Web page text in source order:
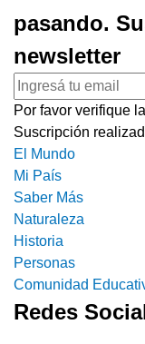
pasando.
newsletter
Por favor verifique
Suscripción
El Mundo
Mi País
Saber Más
Naturaleza
Historia
Personas
Comunidad
Redes